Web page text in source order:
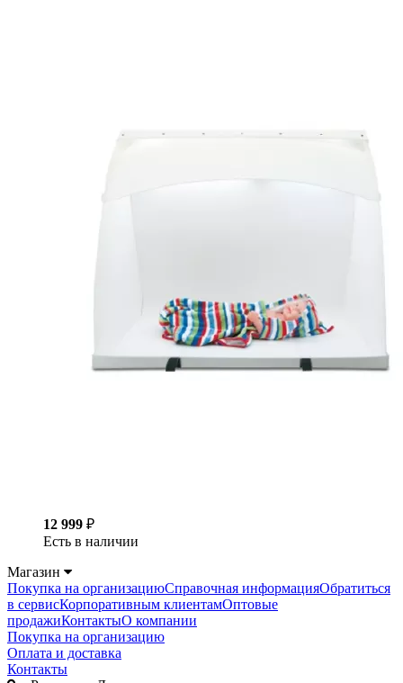
12 999 ₽
Есть в наличии
Магазин
Покупка на организациюСправочная информацияОбратиться
в сервисКорпоративным клиентамОптовые
продажиКонтактыО компании
Покупка на организацию
Оплата и доставка
Контакты